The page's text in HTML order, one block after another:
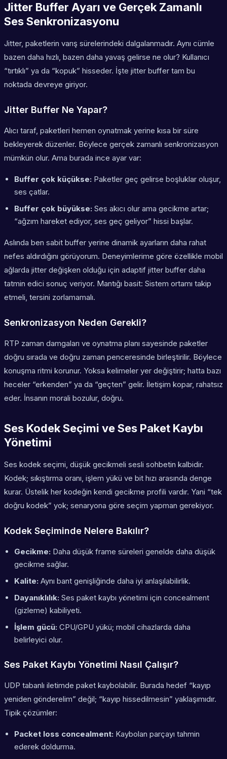
Jitter Buffer Ayarı ve Gerçek Zamanlı
Ses Senkronizasyonu
Jitter, paketlerin varış sürelerindeki dalgalanmadır. Aynı cümle
bazen daha hızlı, bazen daha yavaş gelirse ne olur? Kullanıcı
“tırtıklı” ya da “kopuk” hisseder. İşte jitter buffer tam bu
noktada devreye giriyor.
Jitter Buffer Ne Yapar?
Alıcı taraf, paketleri hemen oynatmak yerine kısa bir süre
bekleyerek düzenler. Böylece gerçek zamanlı senkronizasyon
mümkün olur. Ama burada ince ayar var:
Buffer çok küçükse: Paketler geç gelirse boşluklar oluşur,
ses çatlar.
Buffer çok büyükse: Ses akıcı olur ama gecikme artar;
“ağzım hareket ediyor, ses geç geliyor” hissi başlar.
Aslında ben sabit buffer yerine dinamik ayarların daha rahat
nefes aldırdığını görüyorum. Deneyimlerime göre özellikle mobil
ağlarda jitter değişken olduğu için adaptif jitter buffer daha
tatmin edici sonuç veriyor. Mantığı basit: Sistem ortamı takip
etmeli, tersini zorlamamalı.
Senkronizasyon Neden Gerekli?
RTP zaman damgaları ve oynatma planı sayesinde paketler
doğru sırada ve doğru zaman penceresinde birleştirilir. Böylece
konuşma ritmi korunur. Yoksa kelimeler yer değiştirir; hatta bazı
heceler “erkenden” ya da “geçten” gelir. İletişim kopar, rahatsız
eder. İnsanın morali bozulur, doğru.
Ses Kodek Seçimi ve Ses Paket Kaybı
Yönetimi
Ses kodek seçimi, düşük gecikmeli sesli sohbetin kalbidir.
Kodek; sıkıştırma oranı, işlem yükü ve bit hızı arasında denge
kurar. Üstelik her kodeğin kendi gecikme profili vardır. Yani “tek
doğru kodek” yok; senaryona göre seçim yapman gerekiyor.
Kodek Seçiminde Nelere Bakılır?
Gecikme: Daha düşük frame süreleri genelde daha düşük
gecikme sağlar.
Kalite: Aynı bant genişliğinde daha iyi anlaşılabilirlik.
Dayanıklılık: Ses paket kaybı yönetimi için concealment
(gizleme) kabiliyeti.
İşlem gücü: CPU/GPU yükü; mobil cihazlarda daha
belirleyici olur.
Ses Paket Kaybı Yönetimi Nasıl Çalışır?
UDP tabanlı iletimde paket kaybolabilir. Burada hedef “kayıp
yeniden gönderelim” değil; “kayıp hissedilmesin” yaklaşımıdır.
Tipik çözümler:
Packet loss concealment: Kaybolan parçayı tahmin
ederek doldurma.